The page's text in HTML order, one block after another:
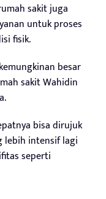
sakit juga
untuk proses
fisik.
besar
sakit Wahidin
bisa dirujuk
lebih intensif lagi
seperti